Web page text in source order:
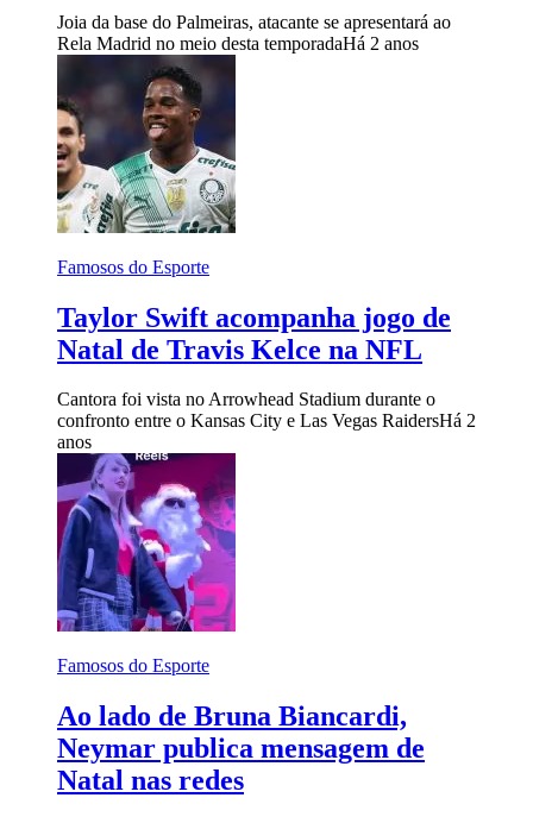
Joia da base do Palmeiras, atacante se apresentará ao
Rela Madrid no meio desta temporadaHá 2 anos
Famosos do Esporte
Taylor Swift acompanha jogo de
Natal de Travis Kelce na NFL
Cantora foi vista no Arrowhead Stadium durante o
confronto entre o Kansas City e Las Vegas RaidersHá 2
anos
Famosos do Esporte
Ao lado de Bruna Biancardi,
Neymar publica mensagem de
Natal nas redes